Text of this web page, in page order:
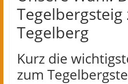
Tegelbergsteig
Tegelberg
Kurz die
zum